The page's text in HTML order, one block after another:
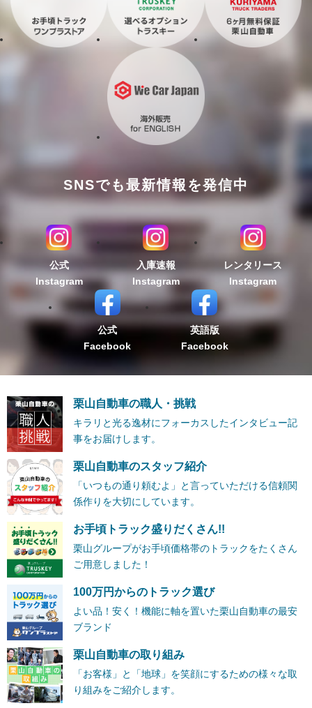
SNSでも最新情報を発信中
公式
Instagram
入庫速報
Instagram
レンタリース
Instagram
公式
Facebook
英語版
Facebook
栗山自動車の職人・挑戦
キラリと光る逸材にフォーカスしたインタビュー記
事をお届けします。
栗山自動車のスタッフ紹介
「いつもの通り頼むよ」と言っていただける信頼関
係作りを大切にしています。
お手頃トラック盛りだくさん!!
栗山グループがお手頃価格帯のトラックをたくさん
ご用意しました！
100万円からのトラック選び
よい品！安く！機能に軸を置いた栗山自動車の最安
ブランド
栗山自動車の取り組み
「お客様」と「地球」を笑顔にするための様々な取
り組みをご紹介します。